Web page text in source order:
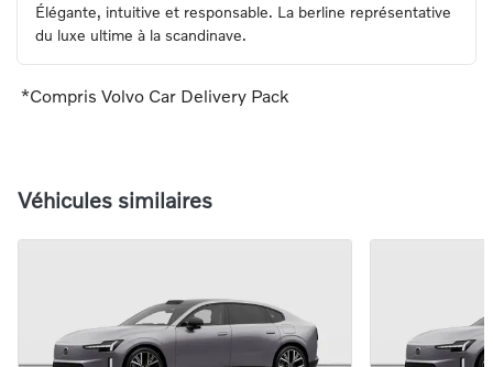
Élégante, intuitive et responsable. La berline représentative
du luxe ultime à la scandinave.
*Compris Volvo Car Delivery Pack
Véhicules similaires